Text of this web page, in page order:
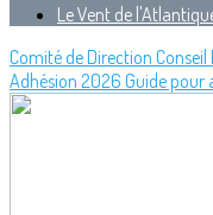
Le Vent de
Comité de Direction Conseil
Adhésion 2026 Guide pour